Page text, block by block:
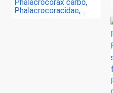
Phalacrocorax carbo,
Phalacrocoracidae,…